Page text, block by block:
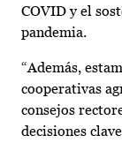
COVID y el
pandemia.
“Además,
cooperativas
consejos
decisiones